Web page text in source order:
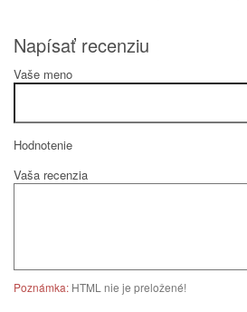
Napísať recenziu
Vaše meno
Hodnotenie
Vaša recenzia
Poznámka: HTML nie je preložené!